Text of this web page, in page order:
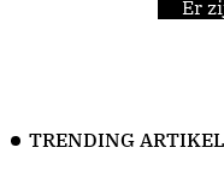
Er
TRENDING